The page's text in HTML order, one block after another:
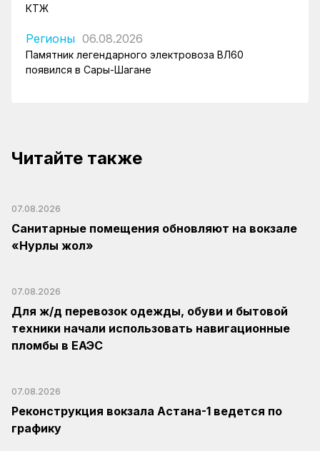
КТЖ
Регионы 06.08.2026
Памятник легендарного электровоза ВЛ60
появился в Сары-Шагане
Читайте также
07.08.2026
Санитарные помещения обновляют на вокзале
«Нурлы жол»
07.08.2026
Для ж/д перевозок одежды, обуви и бытовой
техники начали использовать навигационные
пломбы в ЕАЭС
07.08.2026
Реконструкция вокзала Астана-1 ведется по
графику